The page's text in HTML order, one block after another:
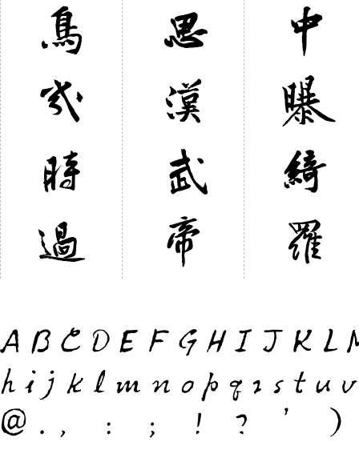
鳥
幾
時
過
思
漢
武
帝
中
曝
綺
羅
@.，：；！？’